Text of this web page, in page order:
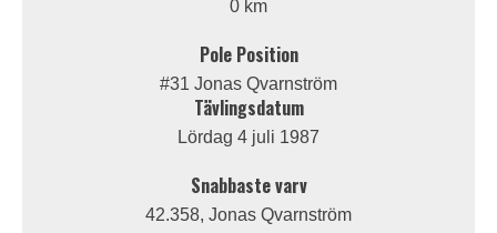
0 km
Pole Position
#31 Jonas Qvarnström
Tävlingsdatum
Lördag 4 juli 1987
Snabbaste varv
42.358, Jonas Qvarnström